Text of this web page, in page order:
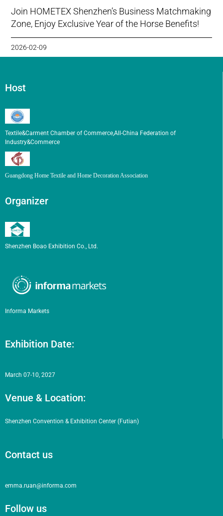
Join HOMETEX Shenzhen’s Business Matchmaking
Zone, Enjoy Exclusive Year of the Horse Benefits!
2026-02-09
Host
Textile&Carment Chamber of Commerce,All-China Federation of
Industry&Commerce
Guangdong Home Textile and Home Decoration Association
Organizer
Shenzhen Boao Exhibition Co., Ltd.
Informa Markets
Exhibition Date:
March 07-10, 2027
Venue & Location:
Shenzhen Convention & Exhibition Center (Futian)
Contact us
emma.ruan@informa.com
Follow us